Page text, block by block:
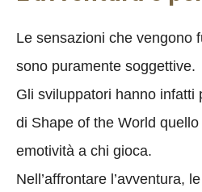
Le sensazioni che vengono
sono puramente soggettive.
Gli sviluppatori hanno infatti
di Shape of the World
emotività a chi gioca.
Nell’affrontare l’avventura,